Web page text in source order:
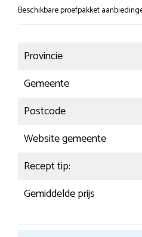
Beschikbare proefpakket
Provincie
Gemeente
Postcode
Website gemeente
Recept tip:
Gemiddelde prijs